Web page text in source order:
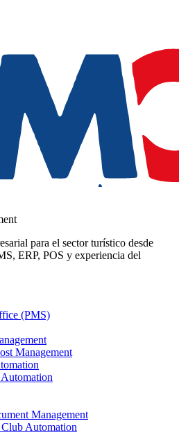
para el sector turístico desde
ERP, POS y experiencia del
(PMS)
Management
Management
Automation